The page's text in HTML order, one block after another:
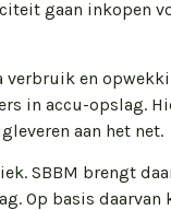
gaan inkopen
en
in accu-opslag.
aan het net.
SBBM brengt
Op basis